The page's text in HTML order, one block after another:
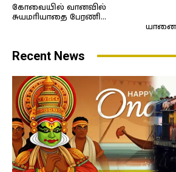
கோவையில் வானவில்
சுயமரியாதை பேரணி…
Recent News